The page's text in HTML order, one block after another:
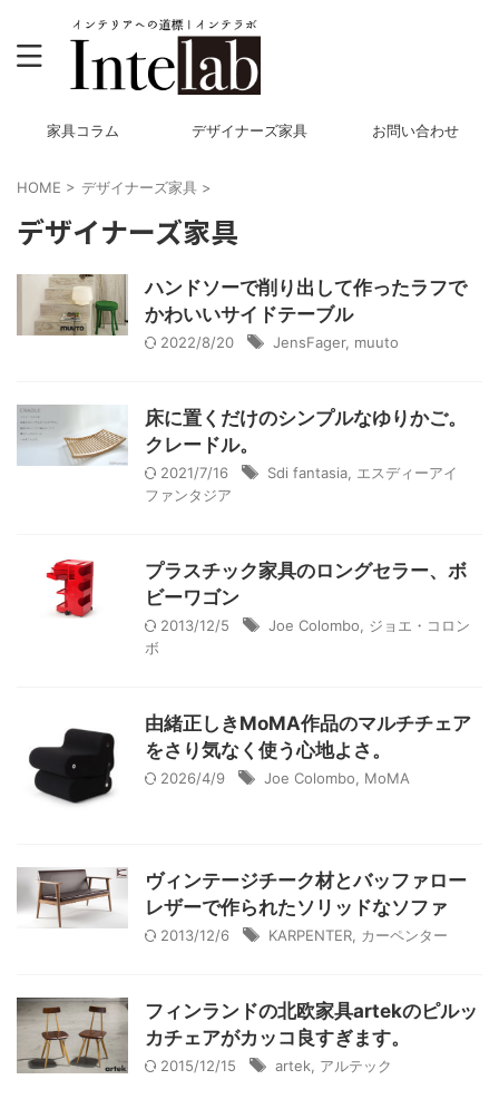
家具コラム デザイナーズ家具 お問い合わせ
HOME > デザイナーズ家具 >
デザイナーズ家具
ハンドソーで削り出して作ったラフで
かわいいサイドテーブル
2022/8/20 JensFager, muuto
床に置くだけのシンプルなゆりかご。
クレードル。
2021/7/16 Sdi fantasia
エスディーアイ
ファンタジア
プラスチック家具のロングセラー、ボ
ビーワゴン
2013/12/5 Joe Colombo
ジョエ・コロン
ボ
由緒正しきMoMA作品のマルチチェア
をさり気なく使う心地よさ。
2026/4/9 Joe Colombo MoMA
ヴィンテージチーク材とバッファロー
レザーで作られたソリッドなソファ
2013/12/6 KARPENTER カーペンター
フィンランドの北欧家具artekのピルッ
カチェアがカッコ良すぎます。
2015/12/15 artek アルテック